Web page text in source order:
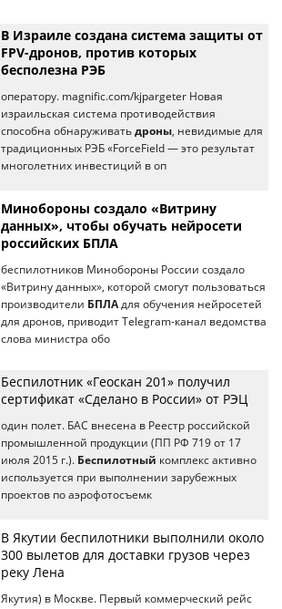
В Израиле создана система защиты от
FPV-дронов, против которых
бесполезна РЭБ
оператору. magnific.com/kjpargeter Новая
израильская система противодействия
способна обнаруживать дроны , невидимые для
традиционных РЭБ «ForceField — это результат
многолетних инвестиций в оп
Минобороны создало «Витрину
данных», чтобы обучать нейросети
российских БПЛА
беспилотников Минобороны России создало
«Витрину данных», которой смогут пользоваться
производители БПЛА для обучения нейросетей
для дронов, приводит Telegram-канал ведомства
слова министра обо
Беспилотник «Геоскан 201» получил
сертификат «Сделано в России» от РЭЦ
один полет. БАС внесена в Реестр российской
промышленной продукции (ПП РФ 719 от 17
июля 2015 г.). Беспилотный комплекс активно
используется при выполнении зарубежных
проектов по аэрофотосъемк
В Якутии беспилотники выполнили около
300 вылетов для доставки грузов через
реку Лена
Якутия) в Москве. Первый коммерческий рейс